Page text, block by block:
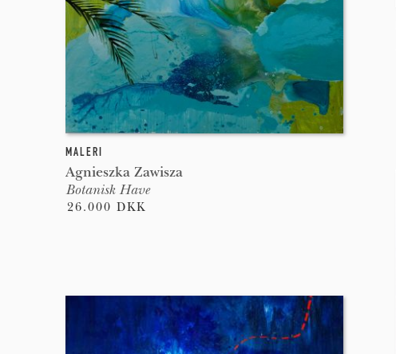
MALERI
Agnieszka Zawisza
Botanisk Have
26.000 DKK